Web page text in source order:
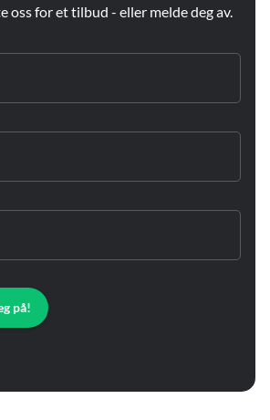
oss for et tilbud - eller melde deg av.
på!